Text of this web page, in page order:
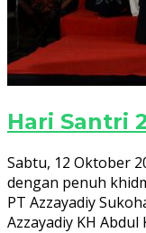
Hari Santri
Sabtu, 12 Oktober
dengan penuh
PT Azzayadiy
Azzayadiy KH Abdul